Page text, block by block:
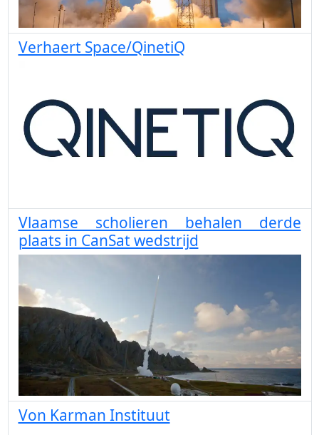
Verhaert Space/QinetiQ
Vlaamse scholieren behalen derde
plaats in CanSat wedstrijd
Von Karman Instituut